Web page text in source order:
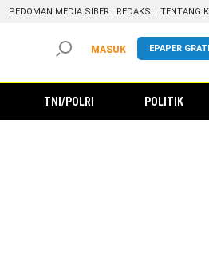
PEDOMAN MEDIA SIBER REDAKSI TENTANG
EPAPER
MASUK
TNI/POLRI POLITIK